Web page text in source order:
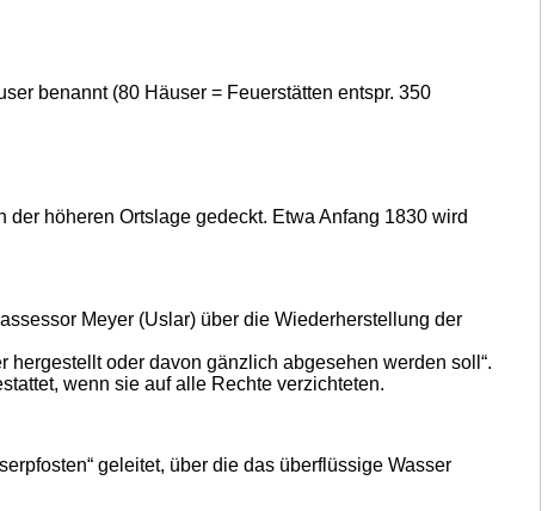
benannt (80 Häuser = Feuerstätten entspr. 350
höheren Ortslage gedeckt. Etwa Anfang 1830 wird
Meyer (Uslar) über die Wiederherstellung der
oder davon gänzlich abgesehen werden soll“.
wenn sie auf alle Rechte verzichteten.
geleitet, über die das überflüssige Wasser